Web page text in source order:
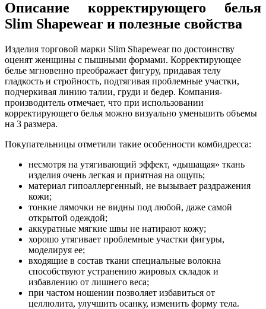
Описание корректирующего белья
Slim Shapewear и полезные свойства
Изделия торговой марки Slim Shapewear по достоинству
оценят женщины с пышными формами. Корректирующее
белье мгновенно преображает фигуру, придавая телу
гладкость и стройность, подтягивая проблемные участки,
подчеркивая линию талии, груди и бедер. Компания-
производитель отмечает, что при использовании
корректирующего белья можно визуально уменьшить объемы
на 3 размера.
Покупательницы отметили такие особенности комбидресса:
несмотря на утягивающий эффект, «дышащая» ткань
изделия очень легкая и приятная на ощупь;
материал гипоаллергенный, не вызывает раздражения
кожи;
тонкие лямочки не видны под любой, даже самой
открытой одеждой;
аккуратные мягкие швы не натирают кожу;
хорошо утягивает проблемные участки фигуры,
моделируя ее;
входящие в состав ткани специальные волокна
способствуют устранению жировых складок и
избавлению от лишнего веса;
при частом ношении позволяет избавиться от
целлюлита, улучшить осанку, изменить форму тела.